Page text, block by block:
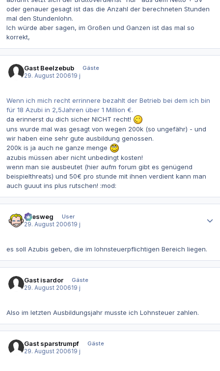
oder genauer gesagt ist das die Anzahl der berechneten Stunden
mal den Stundenlohn.
Ich würde aber sagen, im Großen und Ganzen ist das mal so
korrekt,
Gast Beelzebub
Gäste
29. August 200619 j
Wenn ich mich recht errinnere bezahlt der Betrieb bei dem ich bin
für 18 Azubi in 2,5Jahren über 1 Million €.
da erinnerst du dich sicher NICHT recht!
uns wurde mal was gesagt von wegen 200k (so ungefähr) - und
wir haben eine sehr gute ausbildung genossen.
200k is ja auch ne ganze menge
azubis müssen aber nicht unbedingt kosten!
wenn man sie ausbeutet (hier aufm forum gibt es genügend
beispielthreats) und 50€ pro stunde mit ihnen verdient kann man
auch guuut ins plus rutschen! :mod:
allesweg
User
29. August 200619 j
es soll Azubis geben, die im lohnsteuerpflichtigen Bereich liegen.
Gast isardor
Gäste
29. August 200619 j
Also im letzten Ausbildungsjahr musste ich Lohnsteuer zahlen.
Gast sparstrumpf
Gäste
29. August 200619 j